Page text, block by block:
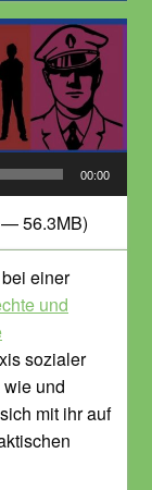
00:00
56.3MB)
einer
und
sozialer
wie und
mit ihr auf